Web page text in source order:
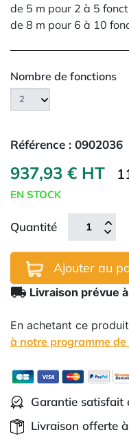
de 5 m pour 2 à 5
de 8 m pour 6 à 10
Nombre de fonctions
Référence : 0902036
937,93 € HT
EN STOCK
Quantité
Ajouter au
local_shipping Livraison prévue
En achetant ce
à notre programme
Garantie satisfait
Livraison offerte